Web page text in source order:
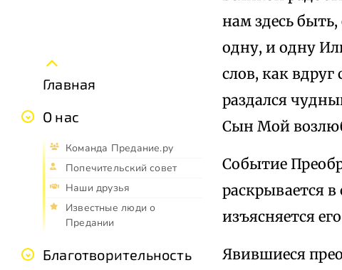
Главная
О нас
Команда Предание.ру
Попечительский совет
Наши друзья
Известные люди о
Предании
Благотворительность
нам здесь
одну, и одну
слов, как вдруг
раздался
Сын Мой
Событие
раскрывается
изъясняется
Явившиеся